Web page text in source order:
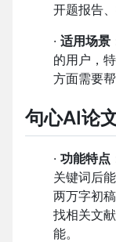
开题报告
· 适用场景
的用户，
方面需要
句心AI论
· 功能特点
关键词后
两万字初
找相关文
能。